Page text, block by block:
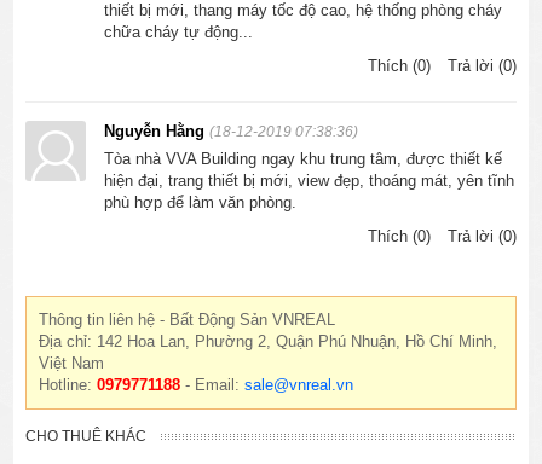
thiết bị mới, thang máy tốc độ cao, hệ thống phòng cháy
chữa cháy tự động...
Thích (0)
Trả lời (0)
Nguyễn Hằng(18-12-2019 07:38:36)
Tòa nhà VVA Building ngay khu trung tâm, được thiết kế
hiện đại, trang thiết bị mới, view đẹp, thoáng mát, yên tĩnh
phù hợp để làm văn phòng.
Thích (0)
Trả lời (0)
Thông tin liên hệ - Bất Động Sản VNREAL
Địa chỉ: 142 Hoa Lan, Phường 2, Quận Phú Nhuận, Hồ Chí Minh,
Việt Nam
Hotline:0979771188 - Email:sale@vnreal.vn
CHO THUÊ KHÁC